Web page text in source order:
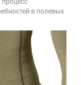
в полевых